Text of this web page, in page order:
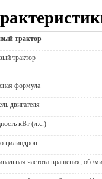
трактор
трактор
формула
двигателя
кВт (л.с.)
цилиндров
частота вращения, об./